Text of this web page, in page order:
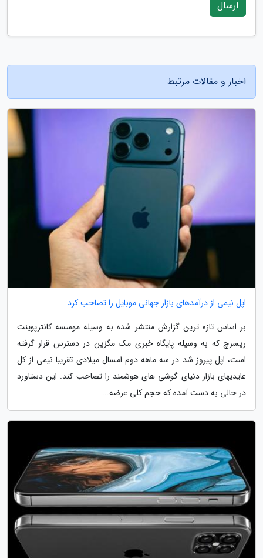
ارسال
اخبار و مقالات مرتبط
اپل نیمی از درآمدهای بازار جهانی موبایل را تصاحب کرد
بر اساس تازه ترین گزارش منتشر شده به وسیله موسسه کانترپوینت
ریسرچ که به وسیله پایگاه خبری مک مگزین در دسترس قرار گرفته
است، اپل پیروز شد در سه ماهه دوم امسال میلادی تقریبا نیمی از کل
عایدیهای بازار دنیای گوشی های هوشمند را تصاحب کند. این دستاورد
در حالی به دست آمده که حجم کلی عرضه...